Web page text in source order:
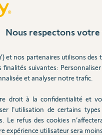
votre smartphone.
dans l'aéroport de
l’Espagne?
Nous respectons
et nos partenaires utilisons des
suivantes:
et analyser notre trafic.
droit à la confidentialité et
l'utilisation de certains
Le refus des cookies
expérience utilisateur sera